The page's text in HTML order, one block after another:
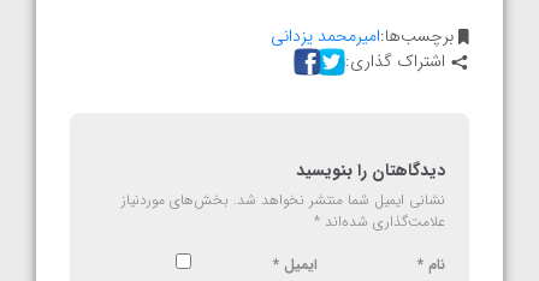
برچسب‌ها:امیرمحمد یزدانی
اشتراک گذاری:
دیدگاهتان را بنویسید
نشانی ایمیل شما منتشر نخواهد شد. بخش‌های موردنیاز
علامت‌گذاری شده‌اند *
نام * ایمیل *